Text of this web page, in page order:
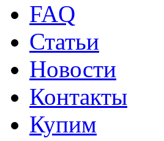
FAQ
Статьи
Новости
Контакты
Купим